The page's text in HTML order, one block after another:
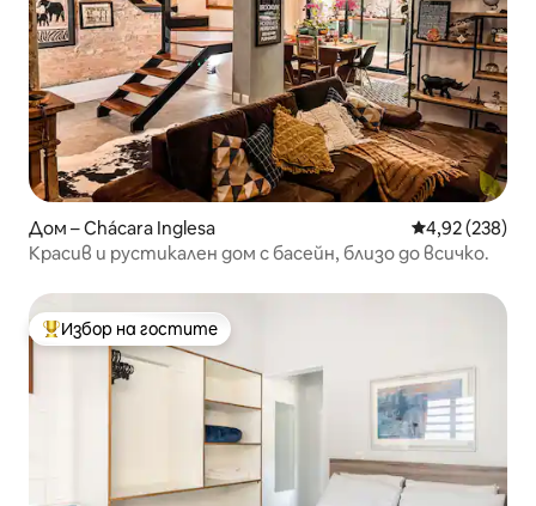
Дом – Chácara Inglesa Средна
4,92 (238)
Красив и рустикален дом с басейн, близо до всичко.
Най-популярен избор на гостите
Избор на гостите